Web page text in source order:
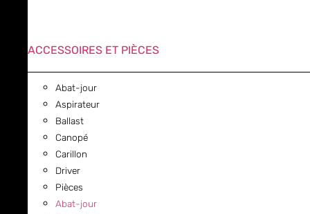
ACCESSOIRES ET PIÈCES
Abat-jour
Aspirateur
Ballast
Canopé
Carillon
Driver
Pièces
Abat-jour